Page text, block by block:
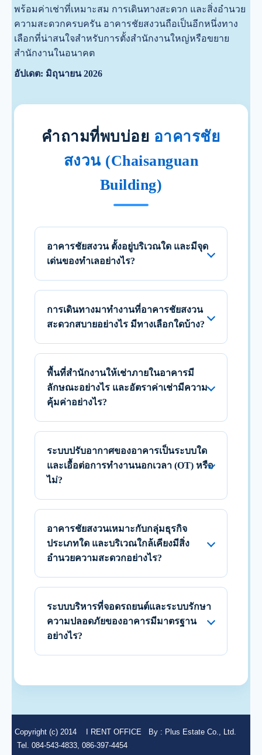
พร้อมค่าเช่าที่เหมาะสม การเดินทางสะดวก และสิ่งอำนวย
ความสะดวกครบครัน อาคารชัยสงวนถือเป็นอีกหนึ่งทาง
เลือกที่น่าสนใจสำหรับการตั้งสำนักงานใหญ่หรือขยาย
สำนักงานในอนาคต
อัปเดต: มิถุนายน 2026
คำถามที่พบบ่อย อาคารชัย
สงวน (Chaisanguan
Building)
อาคารชัยสงวน ตั้งอยู่บริเวณใด และมีจุด
เด่นของทำเลอย่างไร?
การเดินทางมาทำงานที่อาคารชัยสงวน
สะดวกสบายอย่างไร มีทางเลือกใดบ้าง?
พื้นที่สำนักงานให้เช่าภายในอาคารมี
ลักษณะอย่างไร และอัตราค่าเช่ามีความ
คุ้มค่าอย่างไร?
ระบบปรับอากาศของอาคารเป็นระบบใด
และเอื้อต่อการทำงานนอกเวลา (OT) หรือ
ไม่?
อาคารชัยสงวนเหมาะกับกลุ่มธุรกิจ
ประเภทใด และบริเวณใกล้เคียงมีสิ่ง
อำนวยความสะดวกอย่างไร?
ระบบบริหารที่จอดรถยนต์และระบบรักษา
ความปลอดภัยของอาคารมีมาตรฐาน
อย่างไร?
Copyright (c) 2014 I RENT OFFICE By : Plus Estate Co., Ltd.
Tel. 084-543-4833, 086-397-4454